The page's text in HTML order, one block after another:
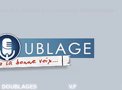
DOUBLAGES V.F